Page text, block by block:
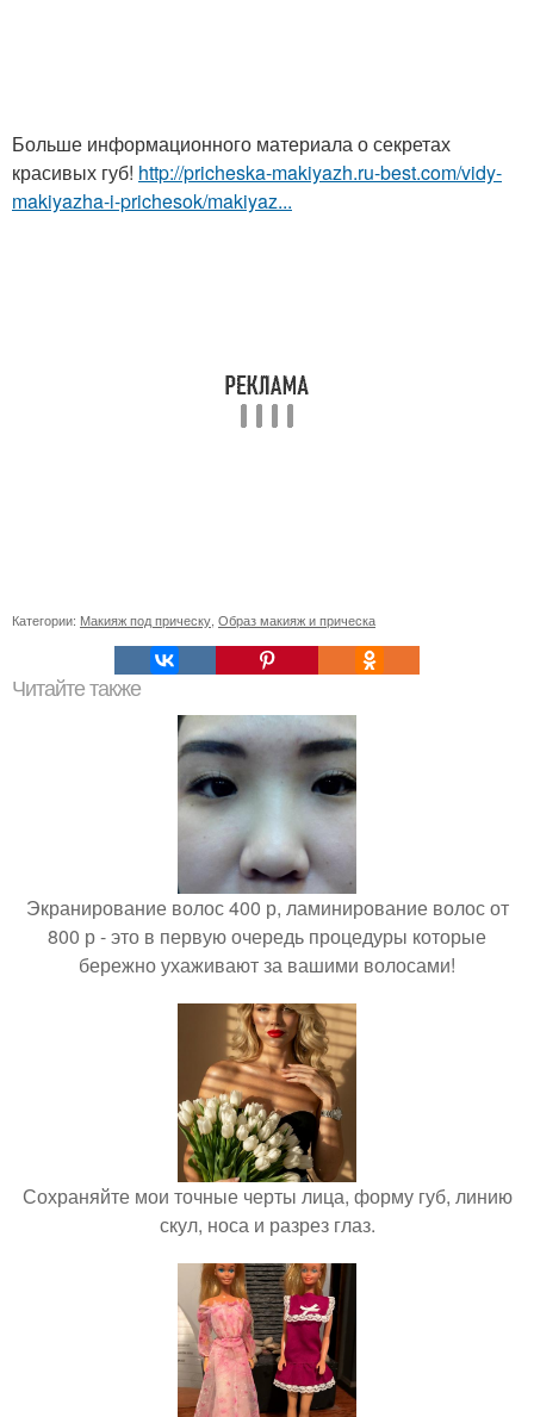
Больше информационного материала о секретах
красивых губ! http://pricheska-makiyazh.ru-best.com/vidy-
makiyazha-i-prichesok/makiyaz...
Категории: Макияж под прическу Образ макияж и прическа
Читайте также
Экранирование волос 400 р, ламинирование волос от
800 р - это в первую очередь процедуры которые
бережно ухаживают за вашими волосами!
Сохраняйте мои точные черты лица, форму губ, линию
скул, носа и разрез глаз.